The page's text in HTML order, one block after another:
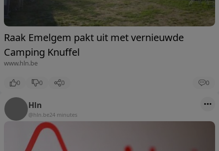
Raak Emelgem pakt uit met vernieuwde
Camping Knuffel
www.hln.be
0 0 0 0
Hln
@hln.be24 minutes